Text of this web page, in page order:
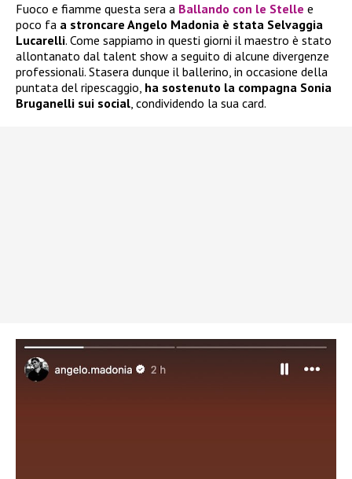
Fuoco e fiamme questa sera a Ballando con le Stelle e
poco fa a stroncare Angelo Madonia è stata Selvaggia
Lucarelli. Come sappiamo in questi giorni il maestro è stato
allontanato dal talent show a seguito di alcune divergenze
professionali. Stasera dunque il ballerino, in occasione della
puntata del ripescaggio, ha sostenuto la compagna Sonia
Bruganelli sui social, condividendo la sua card.